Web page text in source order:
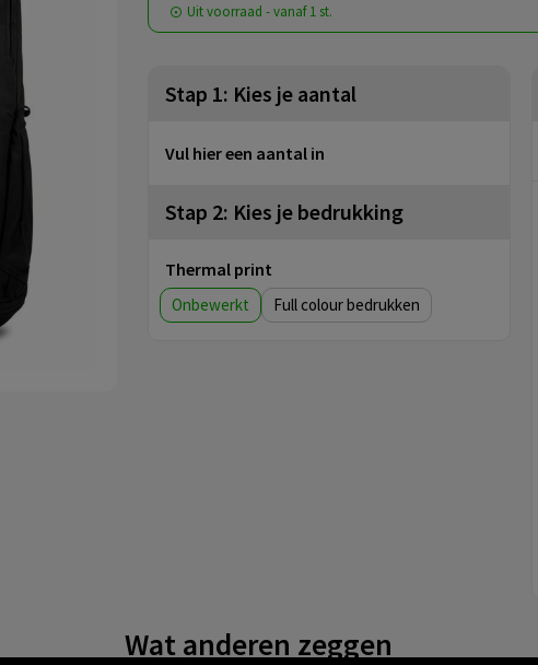
Uit voorraad -vanaf1 st.
Stap 1: Kies je aantal
Vul hier een aantal in
Stap 2: Kies je bedrukking
Thermal print
Onbewerkt Full colour
Wat anderen zeggen